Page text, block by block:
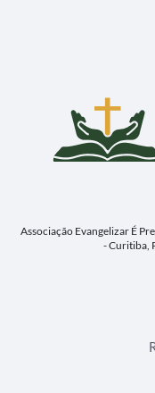
Associação Evangelizar É
- Curitiba,